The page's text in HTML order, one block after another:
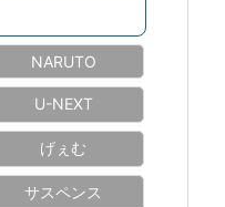
NARUTO
U-NEXT
げぇむ
サスペンス